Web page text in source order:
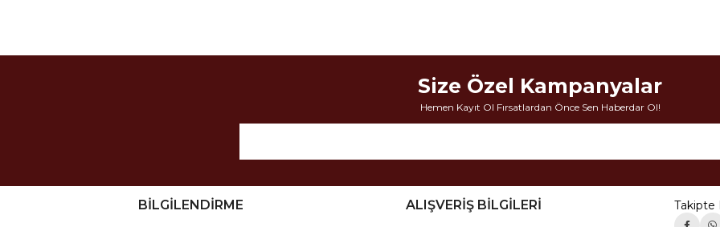
Size Özel Kampanyalar
Hemen Kayıt Ol Fırsatlardan Önce Sen Haberdar Ol!
BİLGİLENDİRME ALIŞVERİŞ BİLGİLERİ Takipte